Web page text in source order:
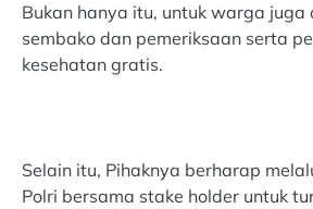
Bukan hanya itu, untuk warga juga
sembako dan pemeriksaan serta
kesehatan gratis.
Selain itu, Pihaknya berharap
Polri bersama stake holder untuk